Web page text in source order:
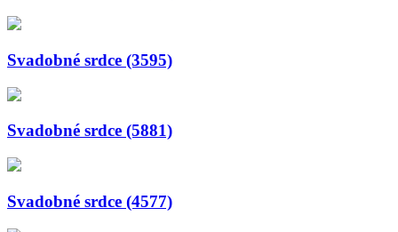
Svadobné srdce (3595)
Svadobné srdce (5881)
Svadobné srdce (4577)